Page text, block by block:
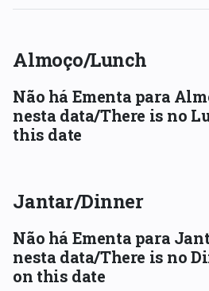
Almoço/Lunch
Não há Ementa para
nesta data/There is no
this date
Jantar/Dinner
Não há Ementa para
nesta data/There is no
on this date